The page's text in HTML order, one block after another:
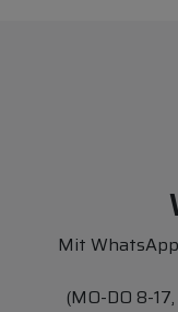
Mit
(MO-DO 8-